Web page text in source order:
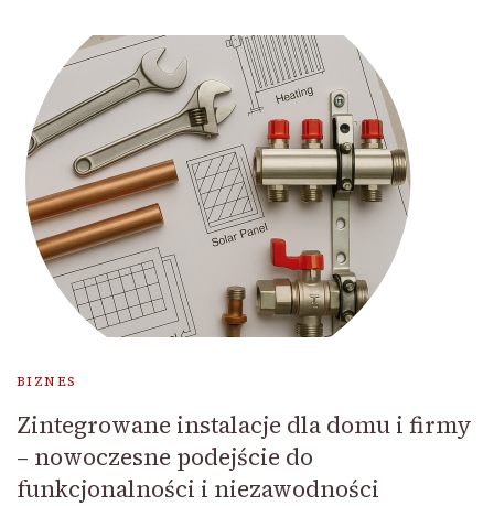
BIZNES
Zintegrowane instalacje dla domu i firmy
– nowoczesne podejście do
funkcjonalności i niezawodności